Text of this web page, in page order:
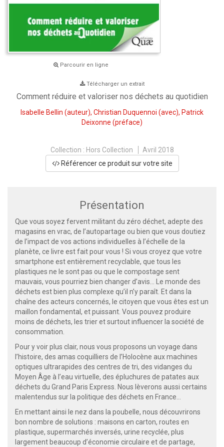
Parcourir en ligne
Télécharger un extrait
Comment réduire et valoriser nos déchets au quotidien
Isabelle Bellin (auteur), Christian Duquennoi (avec), Patrick
Deixonne (préface)
Collection : Hors Collection
Avril 2018
Référencer ce produit sur votre site
Présentation
Que vous soyez fervent militant du zéro déchet, adepte des
magasins en vrac, de l’autopartage ou bien que vous doutiez
de l’impact de vos actions individuelles à l’échelle de la
planète, ce livre est fait pour vous ! Si vous croyez que votre
smartphone est entièrement recyclable, que tous les
plastiques ne le sont pas ou que le compostage sent
mauvais, vous pourriez bien changer d’avis... Le monde des
déchets est bien plus complexe qu’il n’y paraît. Et dans la
chaîne des acteurs concernés, le citoyen que vous êtes est un
maillon fondamental, et puissant. Vous pouvez produire
moins de déchets, les trier et surtout influencer la société de
consommation.
Pour y voir plus clair, nous vous proposons un voyage dans
l’histoire, des amas coquilliers de l’Holocène aux machines
optiques ultrarapides des centres de tri, des vidanges du
Moyen Âge à l’eau virtuelle, des épluchures de patates aux
déchets du Grand Paris Express. Nous lèverons aussi certains
malentendus sur la politique des déchets en France...
En mettant ainsi le nez dans la poubelle, nous découvrirons
bon nombre de solutions : maisons en carton, routes en
plastique, supermarchés inversés, urine recyclée, plus
largement beaucoup d’économie circulaire et de partage,